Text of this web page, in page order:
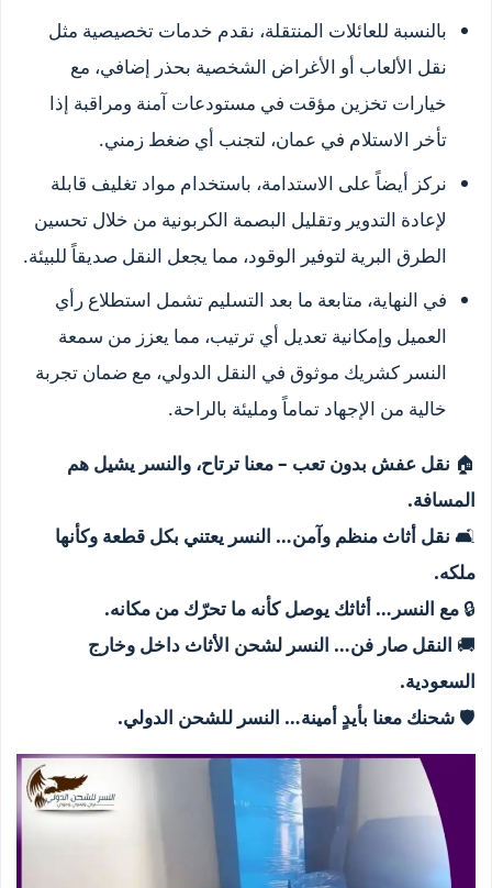
بالنسبة للعائلات المنتقلة، نقدم خدمات تخصيصية مثل
نقل الألعاب أو الأغراض الشخصية بحذر إضافي، مع
خيارات تخزين مؤقت في مستودعات آمنة ومراقبة إذا
تأخر الاستلام في عمان، لتجنب أي ضغط زمني.
نركز أيضاً على الاستدامة، باستخدام مواد تغليف قابلة
لإعادة التدوير وتقليل البصمة الكربونية من خلال تحسين
الطرق البرية لتوفير الوقود، مما يجعل النقل صديقاً للبيئة.
في النهاية، متابعة ما بعد التسليم تشمل استطلاع رأي
العميل وإمكانية تعديل أي ترتيب، مما يعزز من سمعة
النسر كشريك موثوق في النقل الدولي، مع ضمان تجربة
خالية من الإجهاد تماماً ومليئة بالراحة.
🏠 نقل عفش بدون تعب – معنا ترتاح، والنسر يشيل هم
المسافة.
🛋️ نقل أثاث منظم وآمن… النسر يعتني بكل قطعة وكأنها
ملكه.
🔒مع النسر… أثاثك يوصل كأنه ما تحرّك من مكانه.
🚚 النقل صار فن… النسر لشحن الأثاث داخل وخارج
السعودية.
🛡️ شحنك معنا بأيدٍ أمينة… النسر للشحن الدولي.